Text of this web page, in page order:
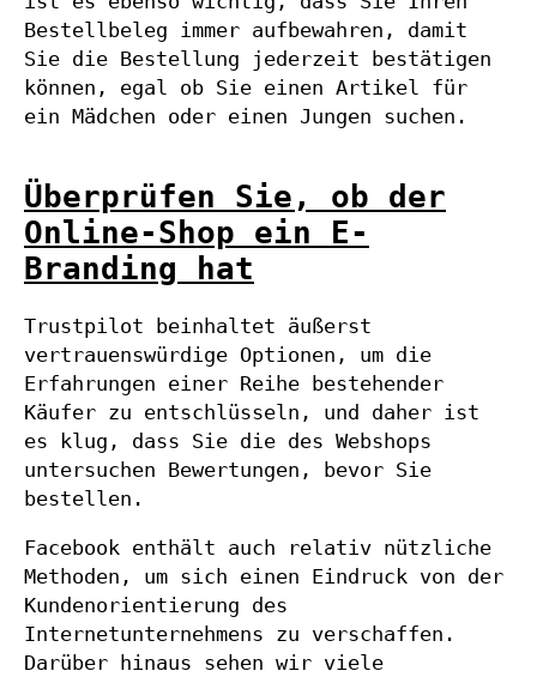
Bestellbeleg immer aufbewahren, damit
Sie die Bestellung jederzeit bestätigen
können, egal ob Sie einen Artikel für
ein Mädchen oder einen Jungen suchen.
Überprüfen Sie, ob der
Online-Shop ein E-
Branding hat
Trustpilot beinhaltet äußerst
vertrauenswürdige Optionen, um die
Erfahrungen einer Reihe bestehender
Käufer zu entschlüsseln, und daher ist
es klug, dass Sie die des Webshops
untersuchen Bewertungen, bevor Sie
bestellen.
Facebook enthält auch relativ nützliche
Methoden, um sich einen Eindruck von der
Kundenorientierung des
Internetunternehmens zu verschaffen.
Darüber hinaus sehen wir viele